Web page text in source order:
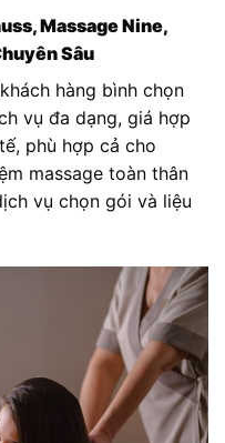
Massage Nine,
Sâu
hàng bình chọn
vụ đa dạng, giá hợp
phù hợp cả cho
massage toàn thân
vụ chọn gói và liệu